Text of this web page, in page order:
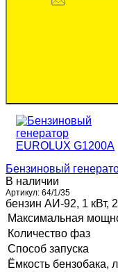
Бензиновый
В наличии
Артикул: 64/1/35
бензин АИ-92, 1 кВт,
Максимальная
Количество фаз
Способ запуска
Ёмкость бензобака, л